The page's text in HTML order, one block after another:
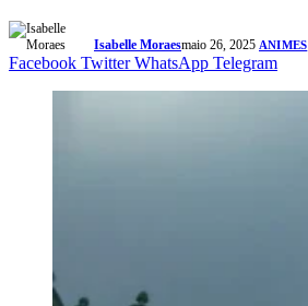
Isabelle Moraesmaio 26, 2025 ANIMES
Facebook Twitter WhatsApp Telegram